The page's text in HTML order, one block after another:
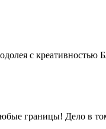
с креативностью
границы! Дело в